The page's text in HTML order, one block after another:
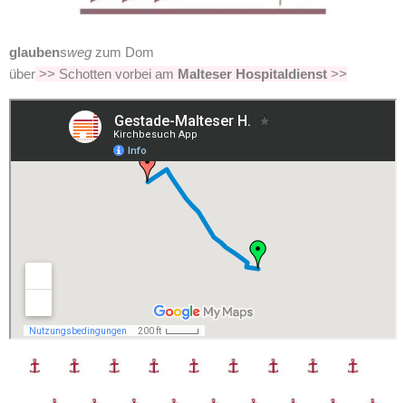
glaubensweg zum Dom
über >> Schotten vorbei am Malteser Hospitaldienst >>